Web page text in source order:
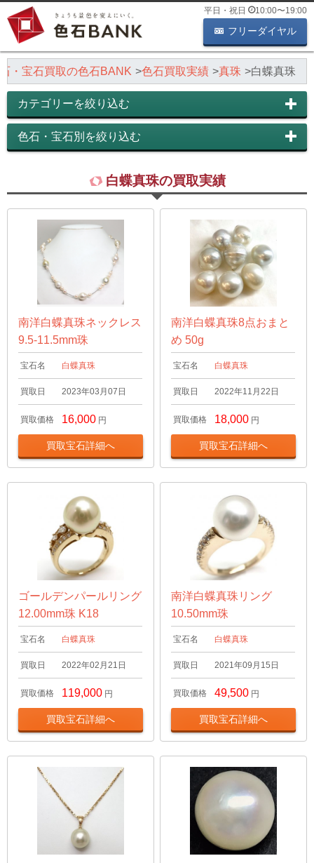
平日・祝日 10:00〜19:00
フリーダイヤル
・宝石買取の色石BANK 色石買取実績 真珠 白蝶真珠
カテゴリーを絞り込む
色石・宝石別を絞り込む
白蝶真珠の買取実績
南洋白蝶真珠ネックレス
9.5-11.5mm珠
宝石名 白蝶真珠
買取日 2023年03月07日
買取価格 16,000 円
買取宝石詳細へ
南洋白蝶真珠8点おまと
め 50g
宝石名 白蝶真珠
買取日 2022年11月22日
買取価格 18,000 円
買取宝石詳細へ
ゴールデンパールリング
12.00mm珠 K18
宝石名 白蝶真珠
買取日 2022年02月21日
買取価格 119,000 円
買取宝石詳細へ
南洋白蝶真珠リング
10.50mm珠
宝石名 白蝶真珠
買取日 2021年09月15日
買取価格 49,500 円
買取宝石詳細へ